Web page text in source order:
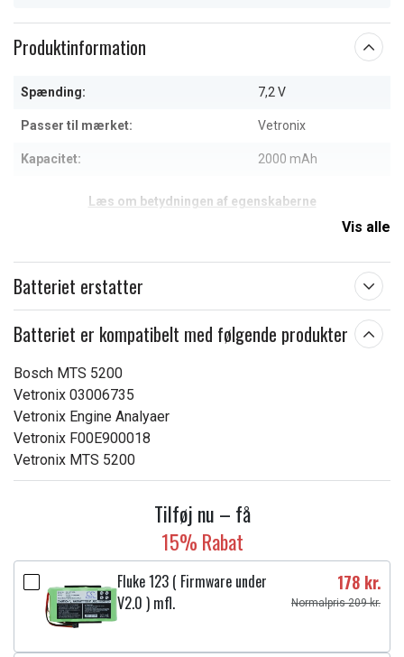
Produktinformation
Spænding: 7,2 V
Passer til mærket: Vetronix
Kapacitet: 2000 mAh
Læs om betydningen af egenskaberne
Vis alle
Batteriet erstatter
Batteriet er kompatibelt med følgende produkter
Bosch MTS 5200
Vetronix 03006735
Vetronix Engine Analyaer
Vetronix F00E900018
Vetronix MTS 5200
Tilføj nu – få
15% Rabat
Fluke 123 ( Firmware under
V2.0 ) mfl.
178 kr.
Normalpris 209 kr.